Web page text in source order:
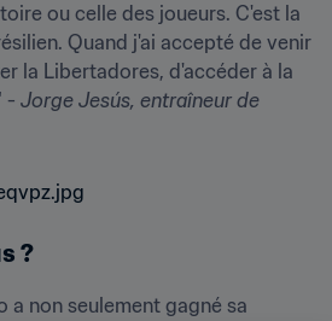
ou celle des joueurs. C'est la
Quand j'ai accepté de venir
la Libertadores, d'accéder à la
- Jorge Jesús, entraîneur de
?
a non seulement gagné sa